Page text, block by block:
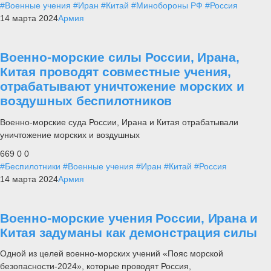
#Военные учения #Иран #Китай #Минобороны РФ #Россия
14 марта 2024Армия
Военно-морские силы России, Ирана,
Китая проводят совместные учения,
отрабатывают уничтожение морских и
воздушных беспилотников
Военно-морские суда России, Ирана и Китая отрабатывали
уничтожение морских и воздушных
669 0 0
#Беспилотники #Военные учения #Иран #Китай #Россия
14 марта 2024Армия
Военно-морские учения России, Ирана и
Китая задуманы как демонстрация силы
Одной из целей военно-морских учений «Пояс морской
безопасности-2024», которые проводят Россия,